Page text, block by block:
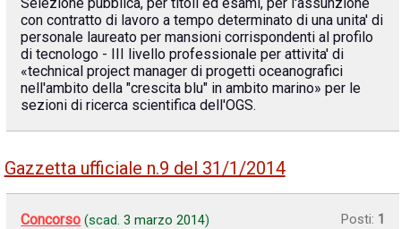
con contratto di lavoro a tempo determinato di una unita' di
personale laureato per mansioni corrispondenti al profilo
di tecnologo - III livello professionale per attivita' di
«technical project manager di progetti oceanografici
nell'ambito della "crescita blu" in ambito marino» per le
sezioni di ricerca scientifica dell'OGS.
Gazzetta ufficiale n.9 del 31/1/2014
Concorso (scad.3 marzo 2014) Posti: 1